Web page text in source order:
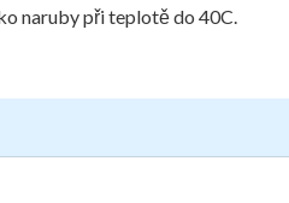
naruby při teplotě do 40C.